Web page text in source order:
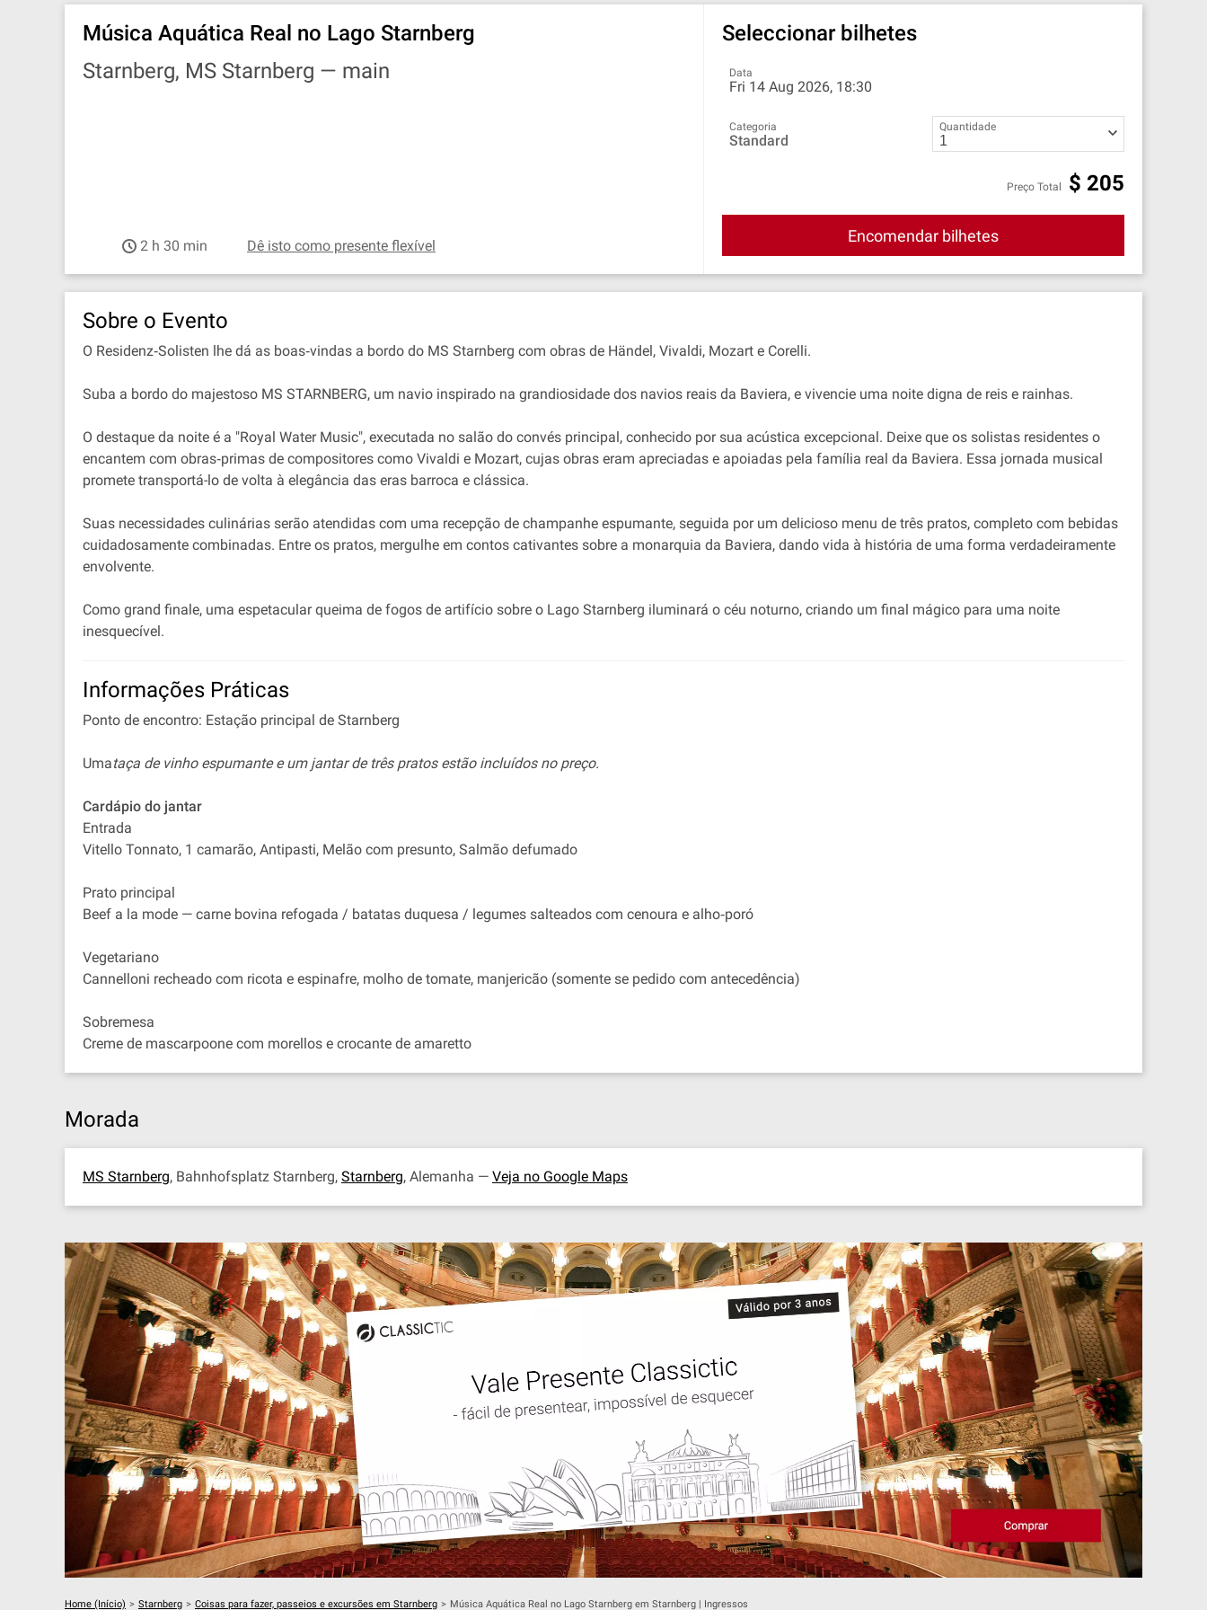
Música Aquática Real no Lago Starnberg
Starnberg, MS Starnberg — main
2 h 30 min Dê isto como presente flexível
Seleccionar bilhetes
Data
Fri 14 Aug 2026, 18:30
Categoria
Standard
Quantidade
Preço Total $ 205
Encomendar bilhetes
Sobre o Evento
O Residenz‐Solisten lhe dá as boas‐vindas a bordo do MS Starnberg com obras de Händel, Vivaldi, Mozart e Corelli.
Suba a bordo do majestoso MS STARNBERG, um navio inspirado na grandiosidade dos navios reais da Baviera, e vivencie uma noite digna de reis e rainhas.
O destaque da noite é a "Royal Water Music", executada no salão do convés principal, conhecido por sua acústica excepcional. Deixe que os solistas residentes o
encantem com obras‐primas de compositores como Vivaldi e Mozart, cujas obras eram apreciadas e apoiadas pela família real da Baviera. Essa jornada musical
promete transportá-lo de volta à elegância das eras barroca e clássica.
Suas necessidades culinárias serão atendidas com uma recepção de champanhe espumante, seguida por um delicioso menu de três pratos, completo com bebidas
cuidadosamente combinadas. Entre os pratos, mergulhe em contos cativantes sobre a monarquia da Baviera, dando vida à história de uma forma verdadeiramente
envolvente.
Como grand finale, uma espetacular queima de fogos de artifício sobre o Lago Starnberg iluminará o céu noturno, criando um final mágico para uma noite
inesquecível.
Informações Práticas
Ponto de encontro: Estação principal de Starnberg
Umataça de vinho espumante e um jantar de três pratos estão incluídos no preço.
Cardápio do jantar
Entrada
Vitello Tonnato, 1 camarão, Antipasti, Melão com presunto, Salmão defumado
Prato principal
Beef a la mode — carne bovina refogada / batatas duquesa / legumes salteados com cenoura e alho‐poró
Vegetariano
Cannelloni recheado com ricota e espinafre, molho de tomate, manjericão (somente se pedido com antecedência)
Sobremesa
Creme de mascarpoone com morellos e crocante de amaretto
Morada
MS Starnberg, Bahnhofsplatz Starnberg, Starnberg, Alemanha — Veja no Google Maps
Home (Início) > Starnberg > Coisas para fazer, passeios e excursões em Starnberg > Música Aquática Real no Lago Starnberg em Starnberg | Ingressos